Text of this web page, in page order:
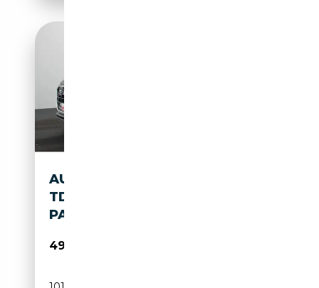
AUDI Q8 S-LINE SELECT 45
TDI QUATTRO / STANDH,
PANO
49 480€